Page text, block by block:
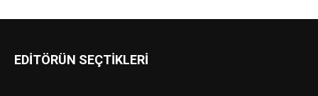
EDİTÖRÜN SEÇTİKLERİ